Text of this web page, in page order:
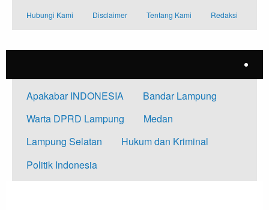
Hubungi Kami Disclaimer Tentang Kami Redaksi
Apakabar INDONESIA
Bandar Lampung
Warta DPRD Lampung
Medan
Lampung Selatan
Hukum dan Kriminal
Politik Indonesia